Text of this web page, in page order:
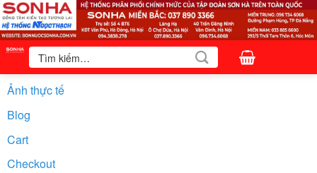
Bỏ
qua
nội
Tìm
kiếm:
Ảnh thực tế
Blog
Cart
Checkout